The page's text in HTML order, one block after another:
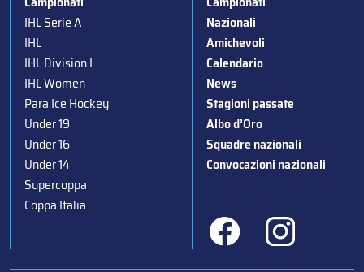
IHL Serie A
IHL
IHL Division I
IHL Women
Para Ice Hockey
Under 19
Under 16
Under 14
Supercoppa
Coppa Italia
Nazionali
Amichevoli
Calendario
News
Stagioni passate
Albo d’Oro
Squadre nazionali
Convocazioni nazionali